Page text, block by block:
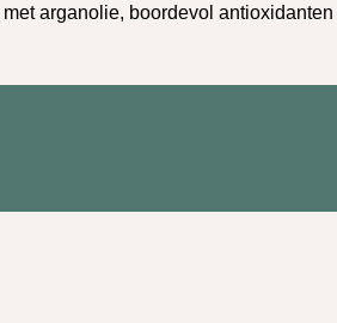
metarganolie, boordevol antioxidanten